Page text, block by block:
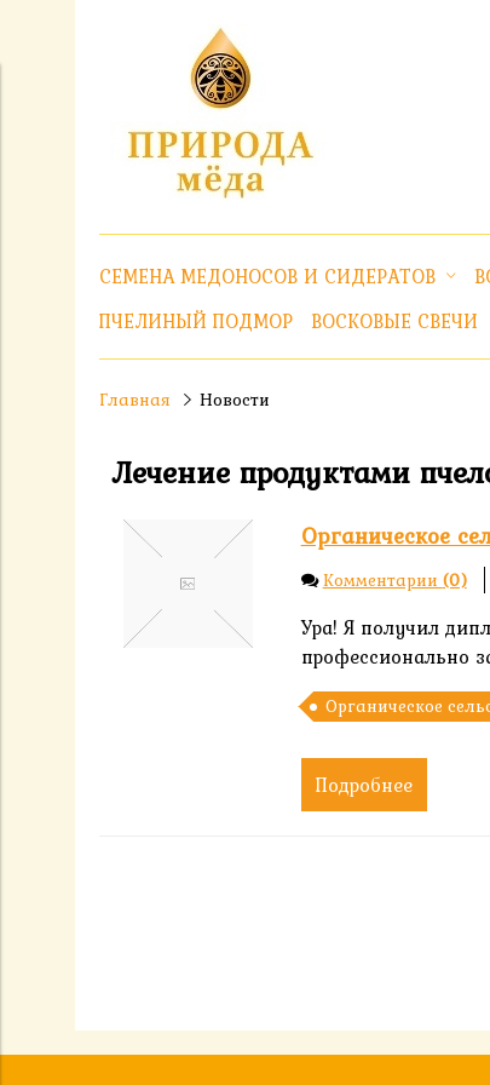
СЕМЕНА МЕДОНОСОВ И СИДЕРАТОВ
ПЧЕЛИНЫЙ ПОДМОР
ВОСКОВЫЕ СВЕЧИ
Главная Новости
Лечение продуктами
Органическое
Комментарии (0)
Ура! Я получил
профессионально
Органическое
Подробнее